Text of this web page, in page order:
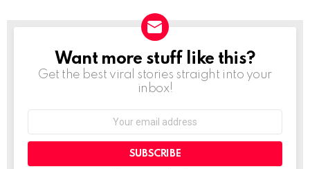
NEWSLETTER
Want more stuff like this?
Get the best viral stories straight into your
inbox!